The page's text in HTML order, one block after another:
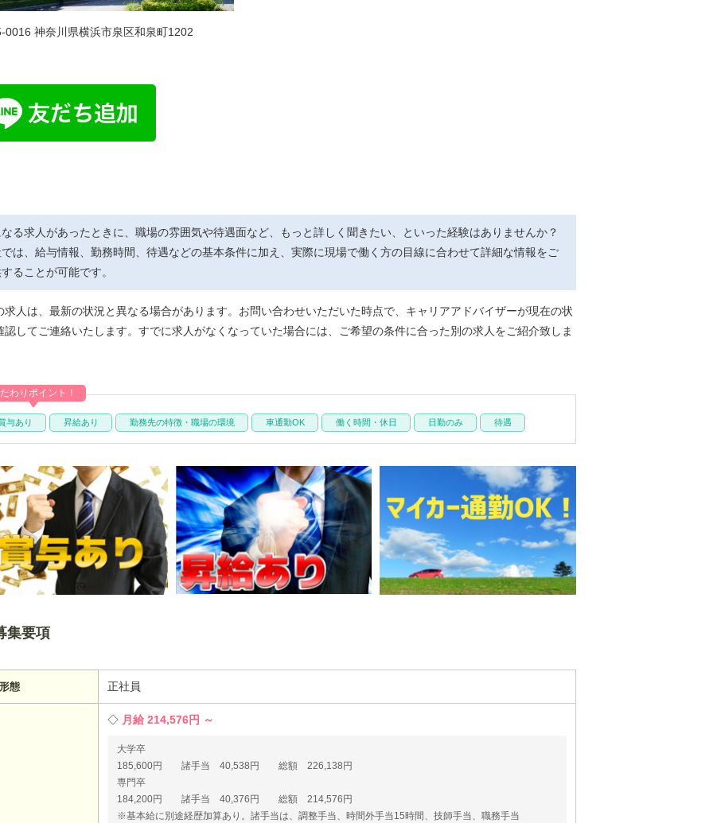
0016 神奈川県横浜市泉区和泉町1202
る求人があったときに、職場の雰囲気や待遇面など、もっと詳しく聞きたい、といった経験はありませんか？
は、給与情報、勤務時間、待遇などの基本条件に加え、実際に現場で働く方の目線に合わせて詳細な情報をご
ることが可能です。
人は、最新の状況と異なる場合があります。お問い合わせいただいた時点で、キャリアアドバイザーが現在の状
認してご連絡いたします。すでに求人がなくなっていた場合には、ご希望の条件に合った別の求人をご紹介致しま
与あり 昇給あり 勤務先の特徴・職場の環境 車通勤OK 働く時間・休日 日勤のみ 待遇
わりポイント！
集要項
態 正社員
月給 214,576円 ～
大学卒
185,600円 諸手当 40,538円 総額 226,138円
専門卒
184,200円 諸手当 40,376円 総額 214,576円
※基本給に別途経歴加算あり。諸手当は、調整手当、時間外手当15時間、技師手当、職務手当